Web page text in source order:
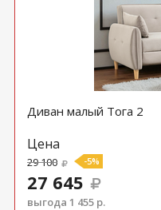
Диван малый Тога 2
Цена
29 100 -5%
27 645
выгода 1 455 р.